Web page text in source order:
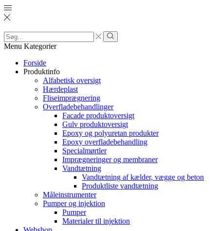
Search
input
Search
Menu Kategorier
Forside
Produktinfo
Alfabetisk oversigt
Hærdeplast
Fliseimprægnering
Overfladebehandlinger
Facade produktoversigt
Gulv produktoversigt
Epoxy og polyuretan produkter
Epoxy overfladebehandling
Specialmørtler
Imprægneringer og membraner
Vandtætning
Vandtætning af kælder, vægge og beton
Produktliste vandtætning
Måleinstrumenter
Pumper og injektion
Pumper
Materialer til injektion